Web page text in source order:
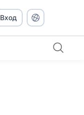
Вход